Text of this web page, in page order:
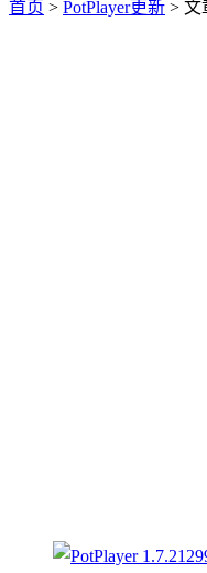
首页 > PotPlayer更新 > 文